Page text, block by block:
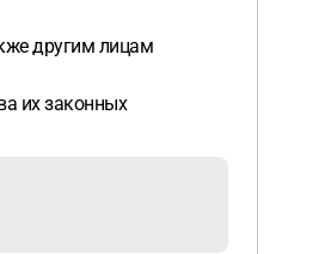
другим лицам
их законных